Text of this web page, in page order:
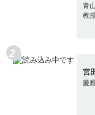
青
教
宮
慶